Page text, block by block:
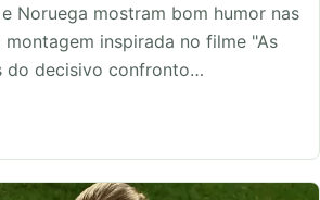
Noruega mostram bom humor nas
inspirada no filme "As
do decisivo confronto…